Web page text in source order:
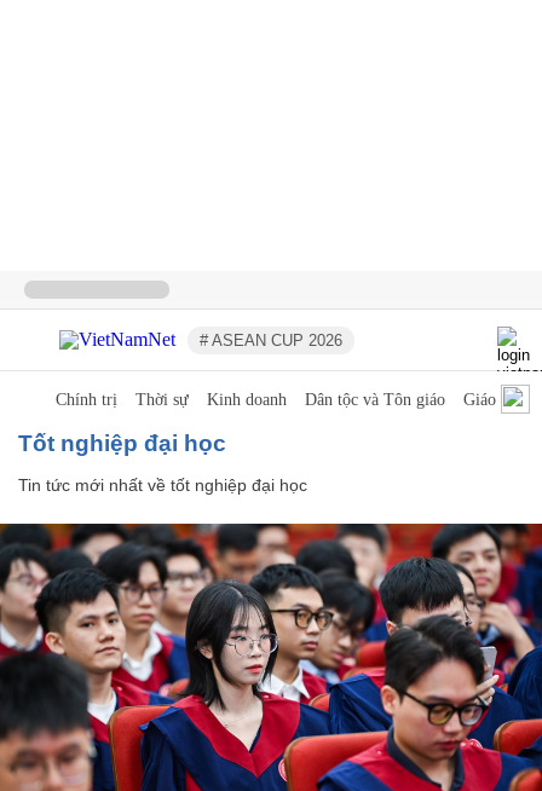
# ASEAN CUP 2026
Chính trị Thời sự Kinh doanh Dân tộc và Tôn giáo Giáo dục
tốt nghiệp đại học
Tin tức mới nhất về tốt nghiệp đại học